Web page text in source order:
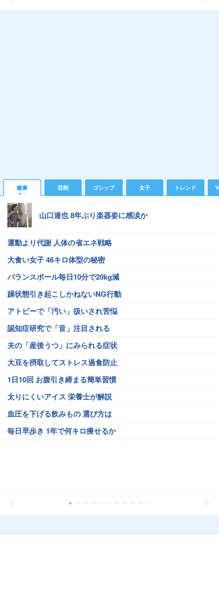
健康 芸能 ゴシップ 女子 トレンド
山口達也 8年ぶり楽器姿に感涙か
運動より代謝 人体の省エネ戦略
大食い女子 46キロ体型の秘密
バランスボール毎日10分で20kg減
躁状態引き起こしかねないNG行動
アトピーで「汚い」扱いされ苦悩
認知症研究で「音」注目される
夫の「産後うつ」にみられる症状
大豆を摂取してストレス過食防止
1日10回 お腹引き締まる簡単習慣
太りにくいアイス 栄養士が解説
血圧を下げる飲みもの 選び方は
毎日早歩き 1年で何キロ痩せるか